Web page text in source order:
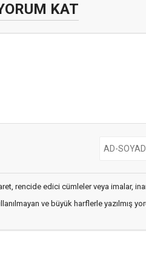
KAT
rencide edici cümleler veya imalar,
ve büyük harflerle yazılmış